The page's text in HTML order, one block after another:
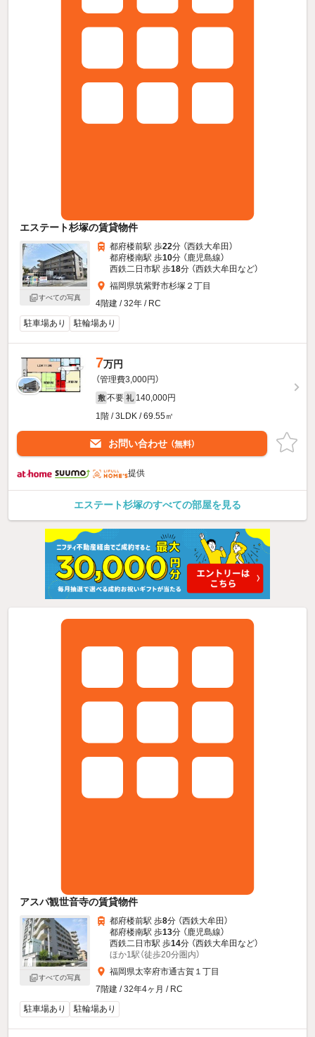
エステート杉塚の賃貸物件
すべての写真
都府楼前駅 歩22分 （西鉄大牟田）
都府楼南駅 歩10分 （鹿児島線）
西鉄二日市駅 歩18分 （西鉄大牟田など）
福岡県筑紫野市杉塚２丁目
4階建 / 32年 / RC
駐車場あり
駐輪場あり
7万円
（管理費3,000円）
敷 不要 礼 140,000円
1階 / 3LDK / 69.55㎡
お問い合わせ （無料）
提供
エステート杉塚のすべての部屋を見る
アスパ観世音寺の賃貸物件
すべての写真
都府楼前駅 歩8分 （西鉄大牟田）
都府楼南駅 歩13分 （鹿児島線）
西鉄二日市駅 歩14分 （西鉄大牟田など）
ほか1駅（徒歩20分圏内）
福岡県太宰府市通古賀１丁目
7階建 / 32年4ヶ月 / RC
駐車場あり
駐輪場あり